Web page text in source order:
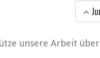
unsere Arbeit über